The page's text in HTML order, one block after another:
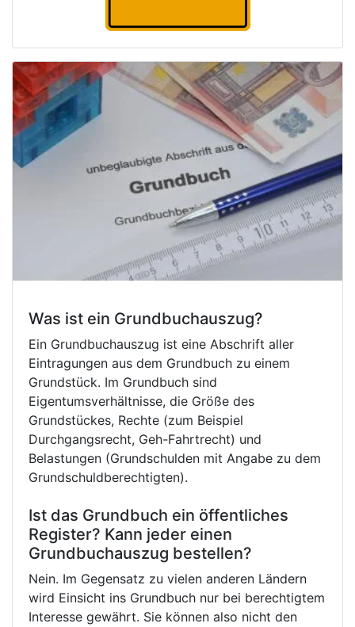
Was ist ein Grundbuchauszug?
Ein Grundbuchauszug ist eine Abschrift aller
Eintragungen aus dem Grundbuch zu einem
Grundstück. Im Grundbuch sind
Eigentumsverhältnisse, die Größe des
Grundstückes, Rechte (zum Beispiel
Durchgangsrecht, Geh-Fahrtrecht) und
Belastungen (Grundschulden mit Angabe zu dem
Grundschuldberechtigten).
Ist das Grundbuch ein öffentliches
Register? Kann jeder einen
Grundbuchauszug bestellen?
Nein. Im Gegensatz zu vielen anderen Ländern
wird Einsicht ins Grundbuch nur bei berechtigtem
Interesse gewährt. Sie können also nicht den